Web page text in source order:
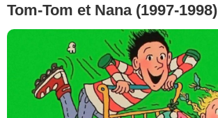
Tom-Tom et Nana (1997-1998)